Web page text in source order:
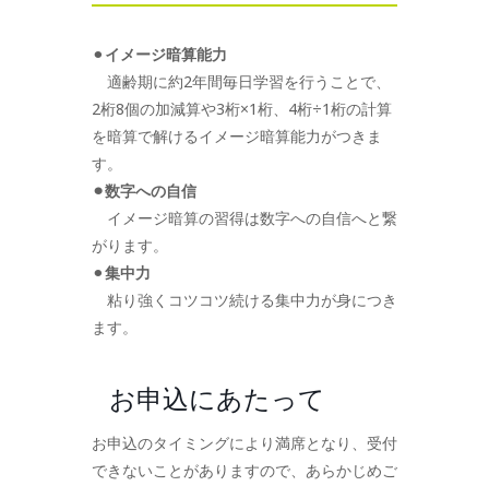
⚫︎ イメージ暗算能力
適齢期に約2年間毎日学習を行うことで、
2桁8個の加減算や3桁×1桁、4桁÷1桁の計算
を暗算で解けるイメージ暗算能力がつきま
す。
⚫︎数字への自信
イメージ暗算の習得は数字への自信へと繋
がります。
⚫︎集中力
粘り強くコツコツ続ける集中力が身につき
ます。
お申込にあたって
お申込のタイミングにより満席となり、受付
できないことがありますので、あらかじめご